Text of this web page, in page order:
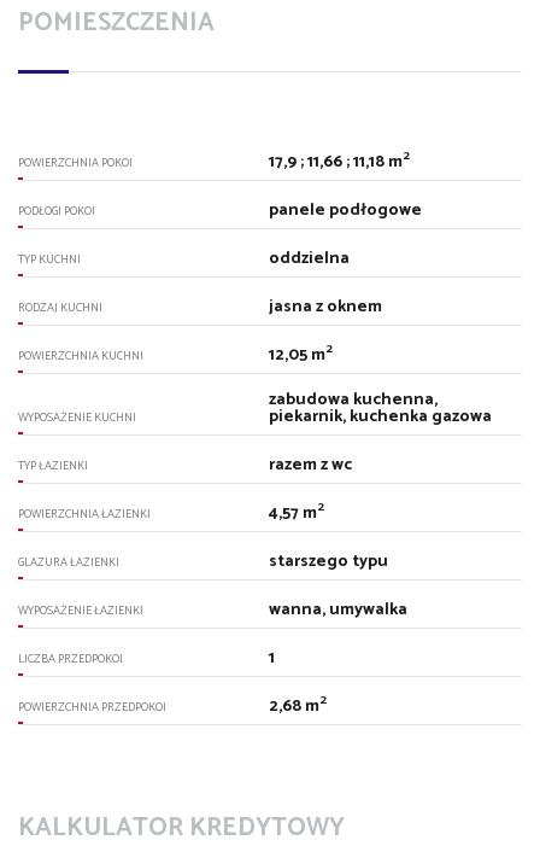
POMIESZCZENIA
POWIERZCHNIA POKOI 17,9 ; 11,66 ; 11,18 m2
PODŁOGI POKOI panele podłogowe
TYP KUCHNI oddzielna
RODZAJ KUCHNI jasna z oknem
POWIERZCHNIA KUCHNI 12,05 m2
WYPOSAŻENIE KUCHNI
zabudowa kuchenna,
piekarnik, kuchenka gazowa
TYP ŁAZIENKI razem z wc
POWIERZCHNIA ŁAZIENKI 4,57 m2
GLAZURA ŁAZIENKI starszego typu
WYPOSAŻENIE ŁAZIENKI wanna, umywalka
LICZBA PRZEDPOKOI 1
POWIERZCHNIA PRZEDPOKOI 2,68 m2
KALKULATOR KREDYTOWY